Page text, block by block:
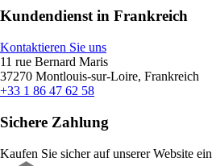
Kundendienst in Frankreich
Kontaktieren Sie uns
11 rue Bernard Maris
37270 Montlouis-sur-Loire, Frankreich
+33 1 86 47 62 58
Sichere Zahlung
Kaufen Sie sicher auf unserer Website ein